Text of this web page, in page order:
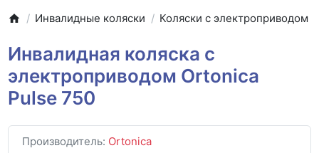
Инвалидные коляски Коляски с электроприводом
Инвалидная коляска с
электроприводом Ortonica
Pulse 750
Производитель: Ortonica